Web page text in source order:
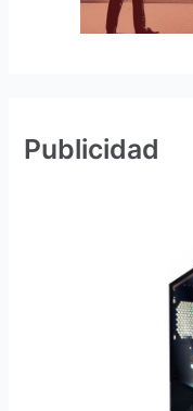
Publicidad